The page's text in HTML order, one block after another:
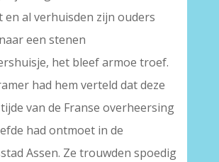
en al verhuisden zijn ouders
een stenen
het bleef armoe troef.
had hem verteld dat deze
van de Franse overheersing
had ontmoet in de
Assen. Ze trouwden spoedig